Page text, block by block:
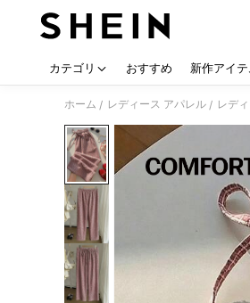
カテゴリ おすすめ 新作アイテ
ホーム / レディース アパレル / レデ